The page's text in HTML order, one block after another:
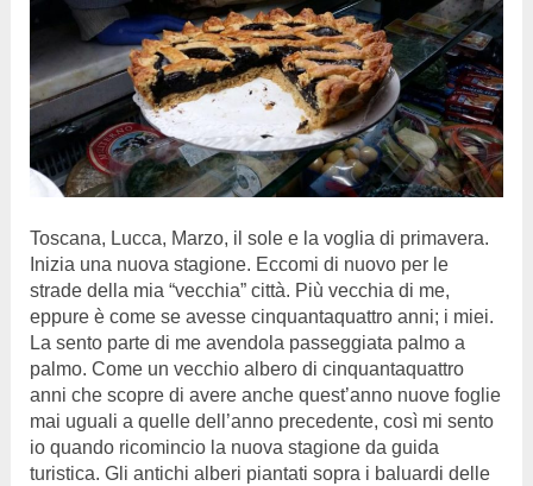
Toscana, Lucca, Marzo, il sole e la voglia di primavera.
Inizia una nuova stagione. Eccomi di nuovo per le
strade della mia “vecchia” città. Più vecchia di me,
eppure è come se avesse cinquantaquattro anni; i miei.
La sento parte di me avendola passeggiata palmo a
palmo. Come un vecchio albero di cinquantaquattro
anni che scopre di avere anche quest’anno nuove foglie
mai uguali a quelle dell’anno precedente, così mi sento
io quando ricomincio la nuova stagione da guida
turistica. Gli antichi alberi piantati sopra i baluardi delle